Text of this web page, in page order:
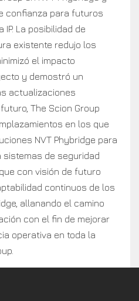
confianza para futuros
La posibilidad de
existente redujo los
el impacto
y demostró un
actualizaciones
The Scion Group
en los que
NVT Phybridge para
de seguridad
con visión de futuro
continuos de los
allanando el camino
con el fin de mejorar
operativa en toda la